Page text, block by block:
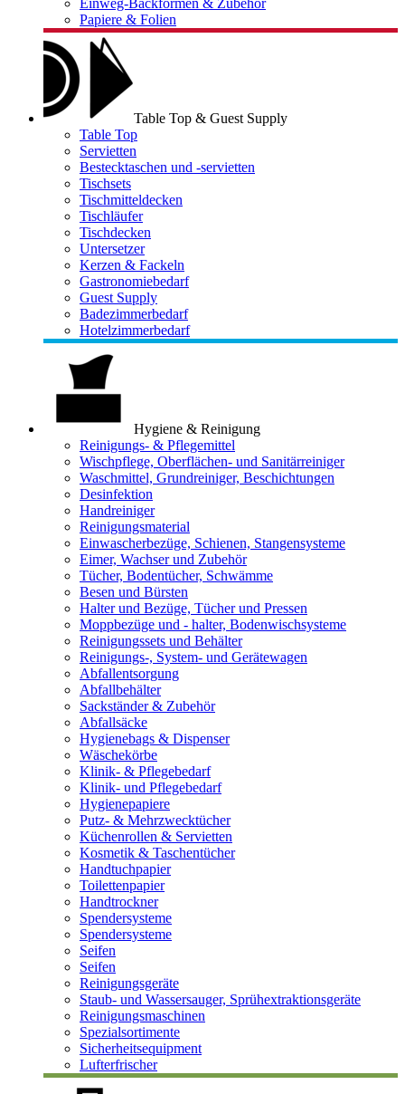
Einweg-Backformen & Zubehör
Papiere & Folien
Table Top & Guest Supply
Table Top
Servietten
Bestecktaschen und -servietten
Tischsets
Tischmitteldecken
Tischläufer
Tischdecken
Untersetzer
Kerzen & Fackeln
Gastronomiebedarf
Guest Supply
Badezimmerbedarf
Hotelzimmerbedarf
Hygiene & Reinigung
Reinigungs- & Pflegemittel
Wischpflege, Oberflächen- und Sanitärreiniger
Waschmittel, Grundreiniger, Beschichtungen
Desinfektion
Handreiniger
Reinigungsmaterial
Einwascherbezüge, Schienen, Stangensysteme
Eimer, Wachser und Zubehör
Tücher, Bodentücher, Schwämme
Besen und Bürsten
Halter und Bezüge, Tücher und Pressen
Moppbezüge und - halter, Bodenwischsysteme
Reinigungssets und Behälter
Reinigungs-, System- und Gerätewagen
Abfallentsorgung
Abfallbehälter
Sackständer & Zubehör
Abfallsäcke
Hygienebags & Dispenser
Wäschekörbe
Klinik- & Pflegebedarf
Klinik- und Pflegebedarf
Hygienepapiere
Putz- & Mehrzwecktücher
Küchenrollen & Servietten
Kosmetik & Taschentücher
Handtuchpapier
Toilettenpapier
Handtrockner
Spendersysteme
Spendersysteme
Seifen
Seifen
Reinigungsgeräte
Staub- und Wassersauger, Sprühextraktionsgeräte
Reinigungsmaschinen
Spezialsortimente
Sicherheitsequipment
Lufterfrischer